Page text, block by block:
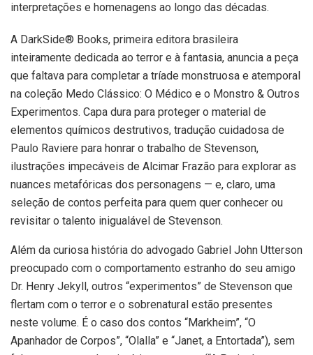
interpretações e homenagens ao longo das décadas.
A DarkSide® Books, primeira editora brasileira
inteiramente dedicada ao terror e à fantasia, anuncia a peça
que faltava para completar a tríade monstruosa e atemporal
na coleção Medo Clássico: O Médico e o Monstro & Outros
Experimentos. Capa dura para proteger o material de
elementos químicos destrutivos, tradução cuidadosa de
Paulo Raviere para honrar o trabalho de Stevenson,
ilustrações impecáveis de Alcimar Frazão para explorar as
nuances metafóricas dos personagens — e, claro, uma
seleção de contos perfeita para quem quer conhecer ou
revisitar o talento inigualável de Stevenson.
Além da curiosa história do advogado Gabriel John Utterson
preocupado com o comportamento estranho do seu amigo
Dr. Henry Jekyll, outros “experimentos” de Stevenson que
flertam com o terror e o sobrenatural estão presentes
neste volume. É o caso dos contos “Markheim”, “O
Apanhador de Corpos”, “Olalla” e “Janet, a Entortada”), sem